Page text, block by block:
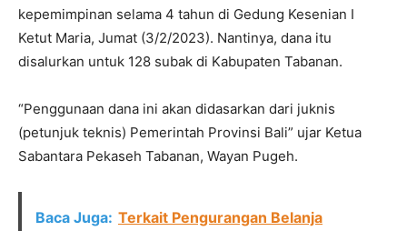
kepemimpinan selama 4 tahun di Gedung Kesenian I
Ketut Maria, Jumat (3/2/2023). Nantinya, dana itu
disalurkan untuk 128 subak di Kabupaten Tabanan.
“Penggunaan dana ini akan didasarkan dari juknis
(petunjuk teknis) Pemerintah Provinsi Bali” ujar Ketua
Sabantara Pekaseh Tabanan, Wayan Pugeh.
Baca Juga: Terkait Pengurangan Belanja